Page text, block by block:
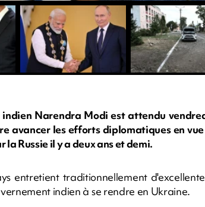
indien Narendra Modi est attendu
avancer les efforts diplomatiques en
Russie il y a deux ans et demi.
entretient traditionnellement
indien à se rendre en Ukraine.